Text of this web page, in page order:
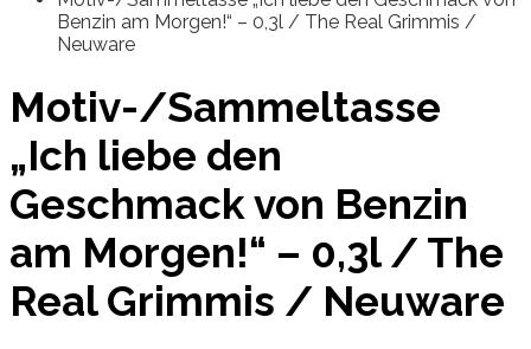
Benzin am Morgen!“ – 0,3l / The Real Grimmis /
Neuware
Motiv-/Sammeltasse
„Ich liebe den
Geschmack von Benzin
am Morgen!“ – 0,3l / The
Real Grimmis / Neuware